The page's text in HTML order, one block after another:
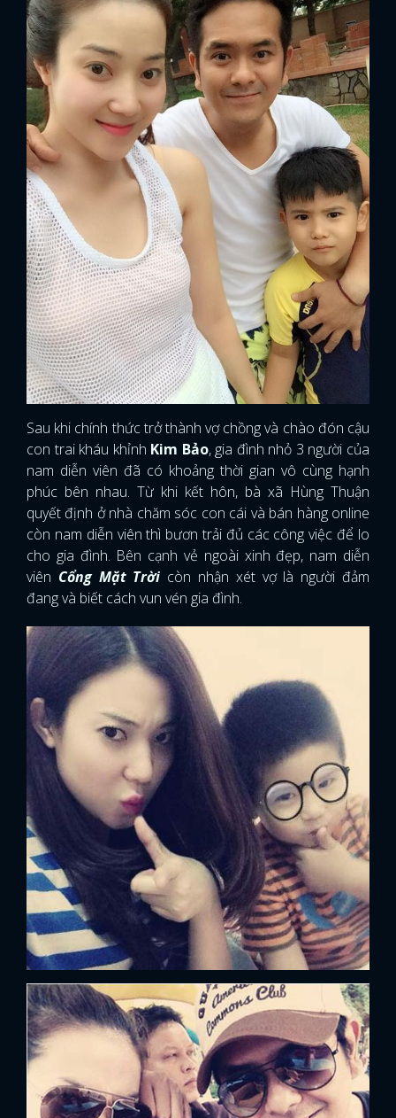
Sau khi chính thức trở thành vợ chồng và chào đón cậu
con trai kháu khỉnh Kim Bảo, gia đình nhỏ 3 người của
nam diễn viên đã có khoảng thời gian vô cùng hạnh
phúc bên nhau. Từ khi kết hôn, bà xã Hùng Thuận
quyết định ở nhà chăm sóc con cái và bán hàng online
còn nam diễn viên thì bươn trải đủ các công việc để lo
cho gia đình. Bên cạnh vẻ ngoài xinh đẹp, nam diễn
viên Cổng Mặt Trời còn nhận xét vợ là người đảm
đang và biết cách vun vén gia đình.